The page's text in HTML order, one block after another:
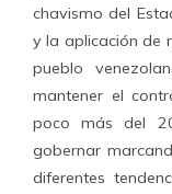
chavismo del
y la aplicación de
pueblo
mantener el
poco más del
gobernar
diferentes